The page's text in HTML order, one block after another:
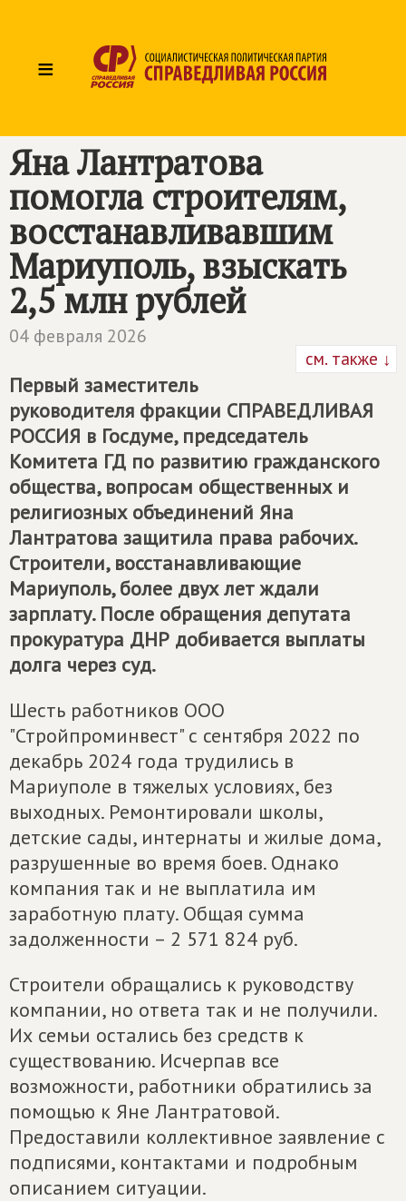
≡
Яна Лантратова
помогла строителям,
восстанавливавшим
Мариуполь, взыскать
2,5 млн рублей
04 февраля 2026
см. также ↓
Первый заместитель
руководителя фракции СПРАВЕДЛИВАЯ
РОССИЯ в Госдуме, председатель
Комитета ГД по развитию гражданского
общества, вопросам общественных и
религиозных объединений Яна
Лантратова защитила права рабочих.
Строители, восстанавливающие
Мариуполь, более двух лет ждали
зарплату. После обращения депутата
прокуратура ДНР добивается выплаты
долга через суд.
Шесть работников ООО
"Стройпроминвест" с сентября 2022 по
декабрь 2024 года трудились в
Мариуполе в тяжелых условиях, без
выходных. Ремонтировали школы,
детские сады, интернаты и жилые дома,
разрушенные во время боев. Однако
компания так и не выплатила им
заработную плату. Общая сумма
задолженности – 2 571 824 руб.
Строители обращались к руководству
компании, но ответа так и не получили.
Их семьи остались без средств к
существованию. Исчерпав все
возможности, работники обратились за
помощью к Яне Лантратовой.
Предоставили коллективное заявление с
подписями, контактами и подробным
описанием ситуации.